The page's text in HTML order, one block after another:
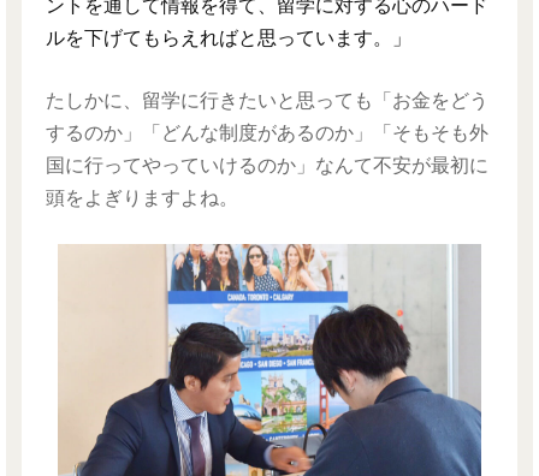
ントを通して情報を得て、留学に対する心のハード
ルを下げてもらえればと思っています。」
たしかに、留学に行きたいと思っても「お金をどう
するのか」「どんな制度があるのか」「そもそも外
国に行ってやっていけるのか」なんて不安が最初に
頭をよぎりますよね。